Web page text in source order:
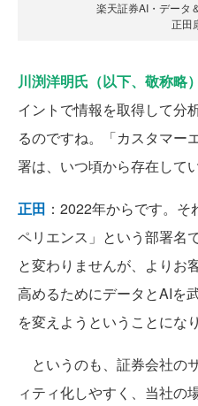
楽天証券AI・データ
正田
川渕洋明氏（以下、敬称略）
イントで情報を取得して分
るのですね。「カスタマー
署は、いつ頃から存在して
正田 ：2022年からです。
ペリエンス」という部署名
と変わりませんが、よりお
高めるためにデータとAIを
を変えようということにな
というのも、証券会社の
ィティ化しやすく、当社の